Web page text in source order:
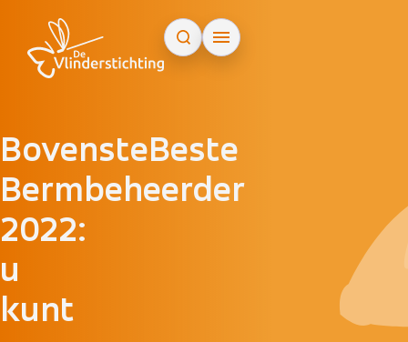
BovensteBeste
Bermbeheerder
2022:
u
kunt